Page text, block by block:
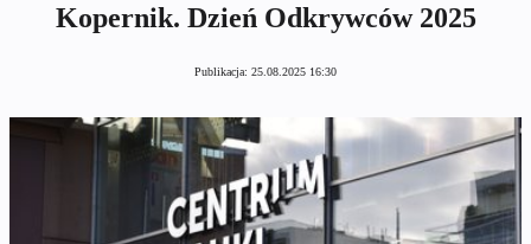
Kopernik. Dzień Odkrywców 2025
Publikacja: 25.08.2025 16:30